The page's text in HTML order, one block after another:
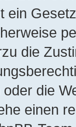
ein
die
die
einen